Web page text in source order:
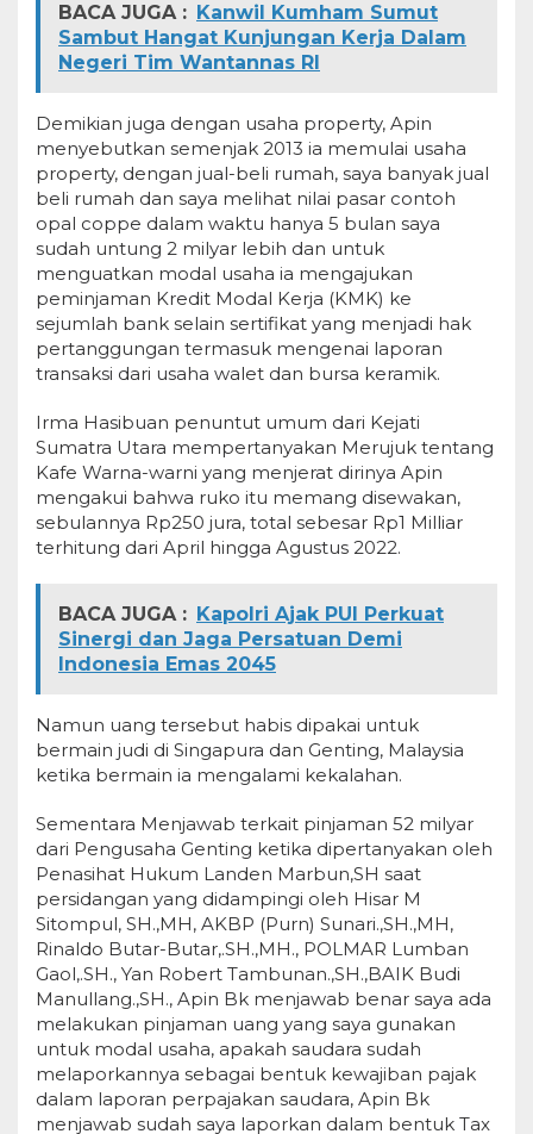
BACA JUGA : Kanwil Kumham Sumut
Sambut Hangat Kunjungan Kerja Dalam
Negeri Tim Wantannas RI
Demikian juga dengan usaha property, Apin
menyebutkan semenjak 2013 ia memulai usaha
property, dengan jual-beli rumah, saya banyak jual
beli rumah dan saya melihat nilai pasar contoh
opal coppe dalam waktu hanya 5 bulan saya
sudah untung 2 milyar lebih dan untuk
menguatkan modal usaha ia mengajukan
peminjaman Kredit Modal Kerja (KMK) ke
sejumlah bank selain sertifikat yang menjadi hak
pertanggungan termasuk mengenai laporan
transaksi dari usaha walet dan bursa keramik.
Irma Hasibuan penuntut umum dari Kejati
Sumatra Utara mempertanyakan Merujuk tentang
Kafe Warna-warni yang menjerat dirinya Apin
mengakui bahwa ruko itu memang disewakan,
sebulannya Rp250 jura, total sebesar Rp1 Milliar
terhitung dari April hingga Agustus 2022.
BACA JUGA : Kapolri Ajak PUI Perkuat
Sinergi dan Jaga Persatuan Demi
Indonesia Emas 2045
Namun uang tersebut habis dipakai untuk
bermain judi di Singapura dan Genting, Malaysia
ketika bermain ia mengalami kekalahan.
Sementara Menjawab terkait pinjaman 52 milyar
dari Pengusaha Genting ketika dipertanyakan oleh
Penasihat Hukum Landen Marbun,SH saat
persidangan yang didampingi oleh Hisar M
Sitompul, SH.,MH, AKBP (Purn) Sunari.,SH.,MH,
Rinaldo Butar-Butar,.SH.,MH., POLMAR Lumban
Gaol,.SH., Yan Robert Tambunan.,SH.,BAIK Budi
Manullang.,SH., Apin Bk menjawab benar saya ada
melakukan pinjaman uang yang saya gunakan
untuk modal usaha, apakah saudara sudah
melaporkannya sebagai bentuk kewajiban pajak
dalam laporan perpajakan saudara, Apin Bk
menjawab sudah saya laporkan dalam bentuk Tax